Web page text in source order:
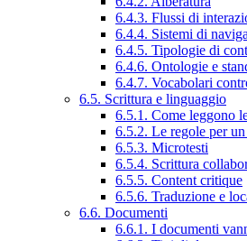
6.4.3. Flussi di
6.4.4. Sistemi di
6.4.5. Tipologie di
6.4.6. Ontologie e
6.4.7. Vocabolari
6.5. Scrittura e linguaggio
6.5.1. Come leggono
6.5.2. Le regole per
6.5.3. Microtesti
6.5.4. Scrittura
6.5.5. Content critique
6.5.6. Traduzione e
6.6. Documenti
6.6.1. I documenti